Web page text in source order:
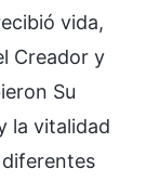
vida,
Creador y
Su
la vitalidad
diferentes